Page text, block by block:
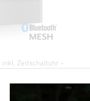
Zeitschaltuhr -
TTS